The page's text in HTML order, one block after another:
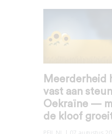
Meerderheid
vast aan
Oekraïne —
de kloof